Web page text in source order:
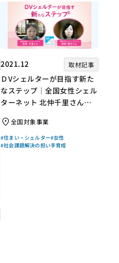
2021.12 取材記事
ＤVシェルターが目指す新た
なステップ｜全国女性シェル
ターネット 北仲千里さん×
ん【聞き手】
全国対象事業
#住まい・シェルター#女性
#社会課題解決の担い手育成